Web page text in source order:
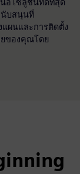
นอโซลูชันที่ดีที่สุด
นับสนุนที่
ผนและการติดตั้ง
ยของคุณโดย